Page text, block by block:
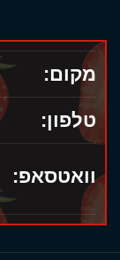
מקום:
טלפון:
וואטסאפ: